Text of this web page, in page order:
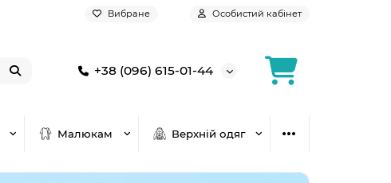
Вибране Особистий кабінет
+38 (096) 615-01-44
Малюкам Верхній одяг